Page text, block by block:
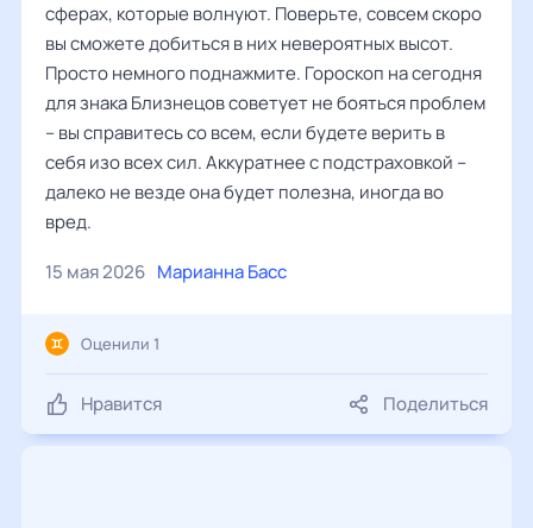
сферах, которые волнуют. Поверьте, совсем скоро
вы сможете добиться в них невероятных высот.
Просто немного поднажмите. Гороскоп на сегодня
для знака Близнецов советует не бояться проблем
– вы справитесь со всем, если будете верить в
себя изо всех сил. Аккуратнее с подстраховкой –
далеко не везде она будет полезна, иногда во
вред.
15 мая 2026 Марианна Басс
Нравится Поделиться
Оценили 1